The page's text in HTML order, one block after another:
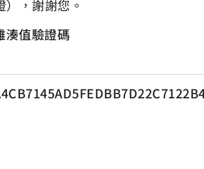
），謝謝您。
湊值驗證碼